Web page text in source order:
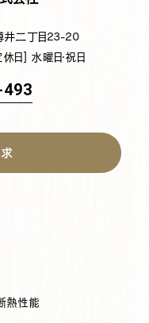
井二丁目23-20
日] 水曜日・祝日
熱性能